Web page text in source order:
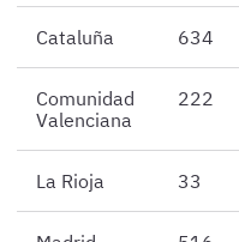
Cataluña 634
Comunidad
Valenciana
222
La Rioja 33